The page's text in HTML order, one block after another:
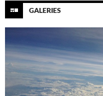
GALERIES